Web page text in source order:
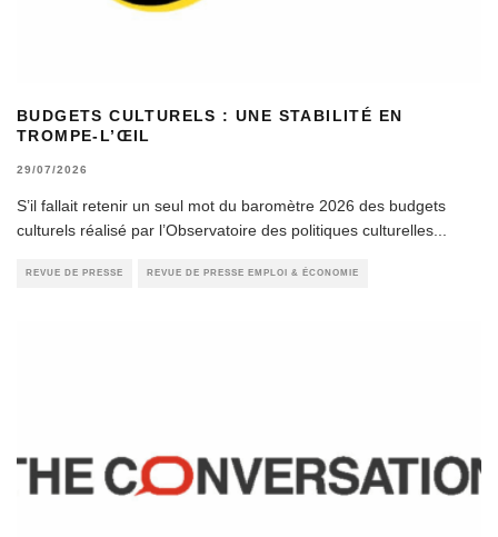
BUDGETS CULTURELS : UNE STABILITÉ EN
TROMPE-L’ŒIL
29/07/2026
S’il fallait retenir un seul mot du baromètre 2026 des budgets
culturels réalisé par l’Observatoire des politiques culturelles
REVUE DE PRESSE REVUE DE PRESSE EMPLOI & ÉCONOMIE